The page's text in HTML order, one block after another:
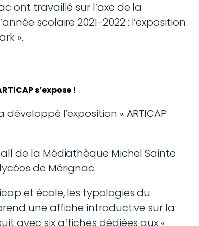
ont travaillé sur l’axe de la
scolaire 2021-2022 : l’exposition
».
s’expose !
développé l’exposition « ARTICAP
de la Médiathèque Michel Sainte
de Mérignac.
et école, les typologies du
une affiche introductive sur la
avec six affiches dédiées aux «